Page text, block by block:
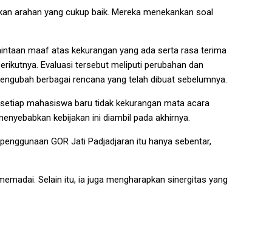
arahan yang cukup baik. Mereka menekankan soal
maaf atas kekurangan yang ada serta rasa terima
Evaluasi tersebut meliputi perubahan dan
berbagai rencana yang telah dibuat sebelumnya.
mahasiswa baru tidak kekurangan mata acara
kebijakan ini diambil pada akhirnya.
GOR Jati Padjadjaran itu hanya sebentar,
Selain itu, ia juga mengharapkan sinergitas yang